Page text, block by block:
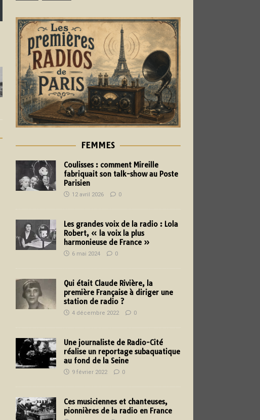
FEMMES
Coulisses : comment Mireille
fabriquait son talk-show au Poste
Parisien
12 avril 2026 0
Les grandes voix de la radio : Lola
Robert, « la voix la plus
harmonieuse de France »
6 mai 2024 0
Qui était Claude Rivière, la
première Française à diriger une
station de radio ?
4 décembre 2022 0
Une journaliste de Radio-Cité
réalise un reportage subaquatique
au fond de la Seine
9 février 2022 0
Ces musiciennes et chanteuses,
pionnières de la radio en France